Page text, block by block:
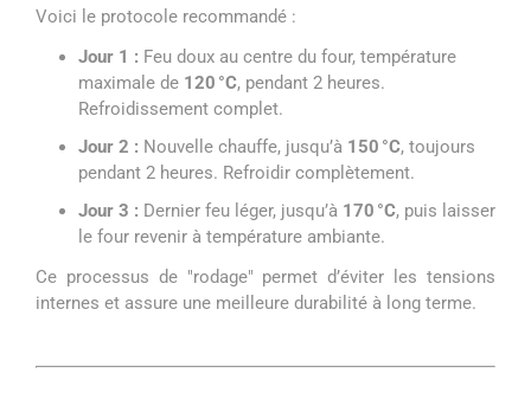
Voici le protocole recommandé :
Jour 1 : Feu doux au centre du four, température
maximale de 120 °C, pendant 2 heures.
Refroidissement complet.
Jour 2 : Nouvelle chauffe, jusqu’à 150 °C, toujours
pendant 2 heures. Refroidir complètement.
Jour 3 : Dernier feu léger, jusqu’à 170 °C, puis laisser
le four revenir à température ambiante.
Ce processus de "rodage" permet d’éviter les tensions
internes et assure une meilleure durabilité à long terme.